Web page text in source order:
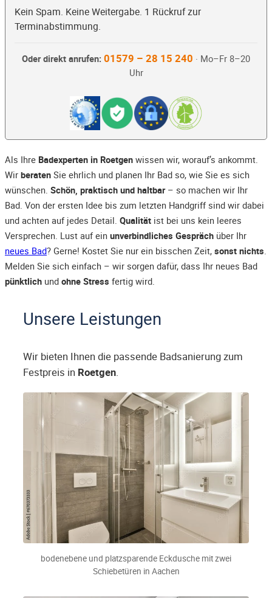
Kein Spam. Keine Weitergabe. 1 Rückruf zur
Terminabstimmung.
Oder direkt anrufen: 01579 – 28 15 240 · Mo–Fr 8–20
Uhr
Als Ihre Badexperten in Roetgen wissen wir, worauf’s ankommt.
Wir beraten Sie ehrlich und planen Ihr Bad so, wie Sie es sich
wünschen. Schön, praktisch und haltbar– so machen wir Ihr
Bad. Von der ersten Idee bis zum letzten Handgriff sind wir dabei
und achten auf jedes Detail. Qualität ist bei uns kein leeres
Versprechen. Lust auf ein unverbindliches Gespräch über Ihr
neues Bad? Gerne! Kostet Sie nur ein bisschen Zeit, sonst nichts.
Melden Sie sich einfach – wir sorgen dafür, dass Ihr neues Bad
pünktlich und ohne Stress fertig wird.
Unsere Leistungen
Wir bieten Ihnen die passende Badsanierung zum
Festpreis in Roetgen.
bodenebene und platzsparende Eckdusche mit zwei
Schiebetüren in Aachen